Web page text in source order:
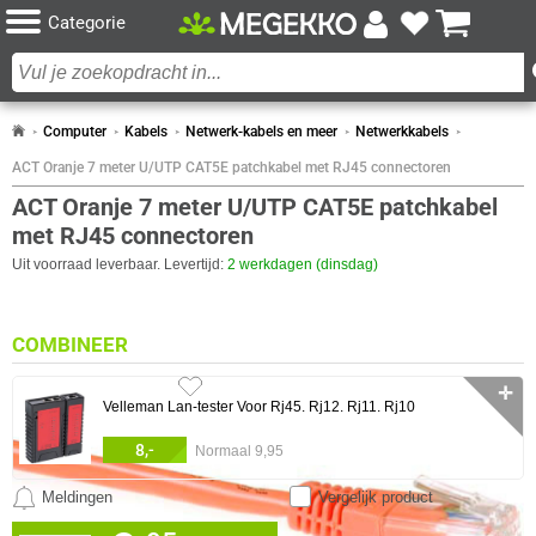
Categorie
Computer Kabels Netwerk-kabels en meer Netwerkkabels
ACT Oranje 7 meter U/UTP CAT5E patchkabel met RJ45 connectoren
ACT Oranje 7 meter U/UTP CAT5E patchkabel
met RJ45 connectoren
Uit voorraad leverbaar. Levertijd: 2 werkdagen (dinsdag)
Vergelijk product
Meldingen
COMBINEER
Velleman Lan-tester Voor Rj45. Rj12. Rj11. Rj10
8,- Normaal 9,95
✛
0 artikelen geselecteerd